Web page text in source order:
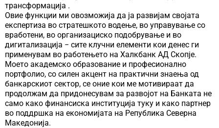
трансформација .
Овие функции ми овозможија да ја развијам својата
експертиза во стратешкото водење, во управување со
вработени, во организациско подобрување и во
дигитализација − сите клучни елементи кои денес ги
применувам во работењето на Халкбанк АД Скопје.
Моето академско образование и професионално
портфолио, со силен акцент на практични знаења од
банкарскиот сектор, се оние кои ме мотивираат да
продолжам да придонесувам за развојот на Банката не
само како финансиска институција туку и како партнер
во поддршка на економијата на Република Северна
Македонија.